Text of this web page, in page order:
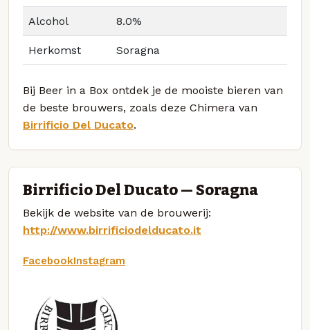
Alcohol 8.0%
Herkomst Soragna
Bij Beer in a Box ontdek je de mooiste bieren van
de beste brouwers, zoals deze Chimera van
Birrificio Del Ducato.
Birrificio Del Ducato — Soragna
Bekijk de website van de brouwerij:
http://www.birrificiodelducato.it
FacebookInstagram